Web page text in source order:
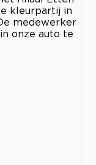
kleurpartij in
medewerker
onze auto te